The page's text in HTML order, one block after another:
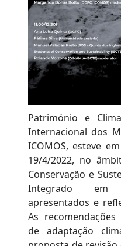
Património e
Internacional dos
ICOMOS, esteve
19/4/2022, no
Conservação e
Integrado em
apresentados e
As recomendações
de adaptação